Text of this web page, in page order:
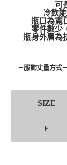
可
冷飲
瓶口為寬
零件數少
瓶身外層為
－服飾丈量方式
SIZE
F